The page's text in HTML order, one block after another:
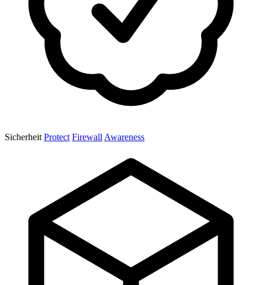
Sicherheit Protect Firewall Awareness